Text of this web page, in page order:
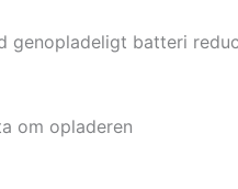
genopladeligt batteri
om opladeren